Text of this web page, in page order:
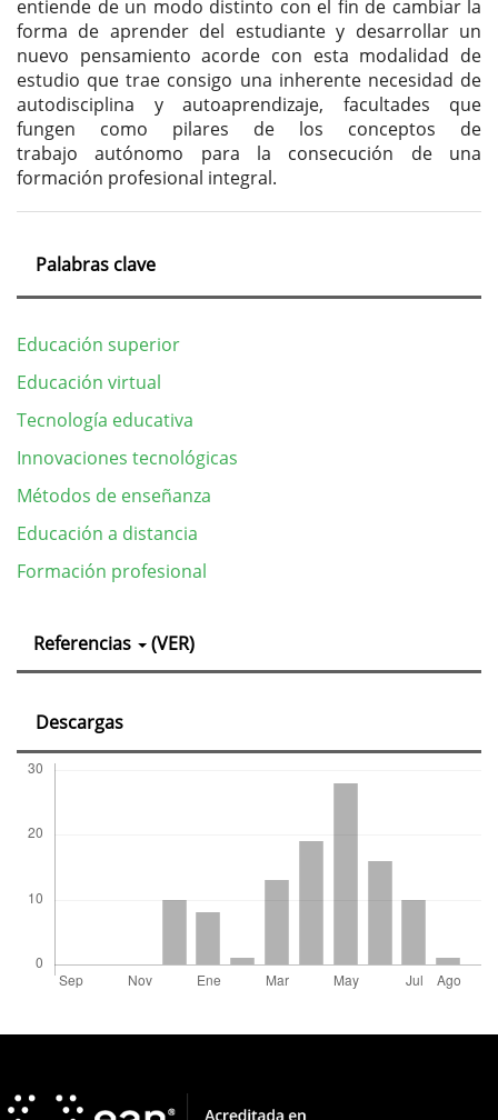
entiende de un modo distinto con el fin de cambiar la
forma de aprender del estudiante y desarrollar un
nuevo pensamiento acorde con esta modalidad de
estudio que trae consigo una inherente necesidad de
autodisciplina y autoaprendizaje, facultades que
fungen como pilares de los conceptos de
trabajo autónomo para la consecución de una
formación profesional integral.
Palabras clave
Educación superior
Educación virtual
Tecnología educativa
Innovaciones tecnológicas
Métodos de enseñanza
Educación a distancia
Formación profesional
Detalles
del
artículo
Referencias (VER)
Descargas